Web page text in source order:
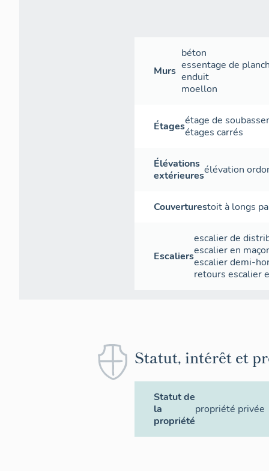
Murs
béton
essentage de
enduit
moellon
Étagesétage de
étages carrés
Élévations
extérieuresélévation
Couverturestoit à longs
Escaliers
escalier de
escalier en
escalier demi-
retours escalier
Statut, intérêt et
Statut de
la
propriété
propriété privée